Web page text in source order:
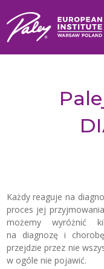
Każdy reaguje na
proces jej
możemy wyróżnić
na diagnozę i
przejdzie przez nie
w ogóle nie pojawić.